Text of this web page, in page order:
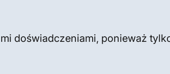
doświadczeniami, ponieważ